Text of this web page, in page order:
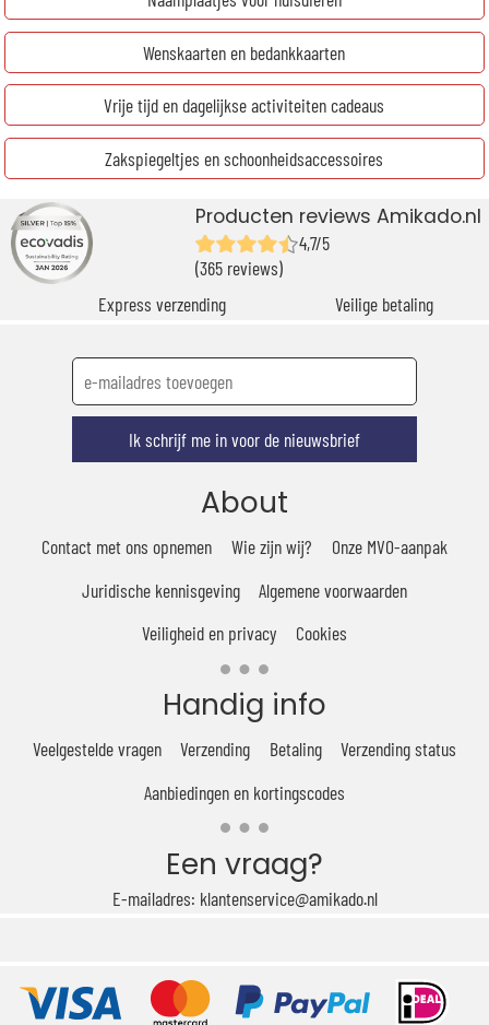
Wenskaarten en bedankkaarten
Vrije tijd en dagelijkse activiteiten cadeaus
Zakspiegeltjes en schoonheidsaccessoires
Producten reviews Amikado.nl
4,7/5
(365 reviews)
Express verzending
Veilige betaling
Ik schrijf me in voor de nieuwsbrief
About
Contact met ons opnemen Wie zijn wij?
Onze MVO-aanpak
Juridische kennisgeving
Algemene voorwaarden
Veiligheid en privacy
Cookies
Handig info
Veelgestelde vragen Verzending Betaling
Verzending status
Aanbiedingen en kortingscodes
Een vraag?
E-mailadres: klantenservice@amikado.nl